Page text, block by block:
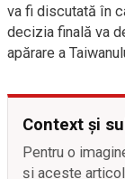
va fi discutată în
decizia finală va
apărare a
Context și
Pentru o
și aceste